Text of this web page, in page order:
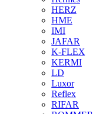
HERZ
HME
IMI
JAFAR
K-FLEX
KERMI
LD
Luxor
Reflex
RIFAR